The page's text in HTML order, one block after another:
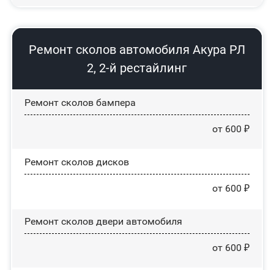
Ремонт сколов автомобиля Акура РЛ
2, 2-й рестайлинг
Ремонт сколов бампера
от 600 ₽
Ремонт сколов дисков
от 600 ₽
Ремонт сколов двери автомобиля
от 600 ₽